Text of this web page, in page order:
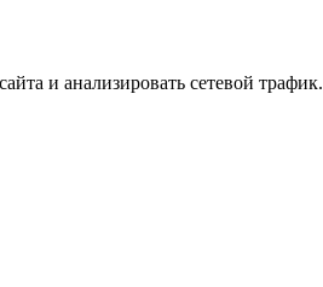
и анализировать сетевой трафик.